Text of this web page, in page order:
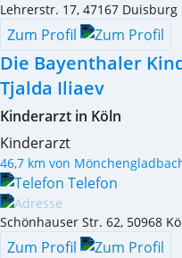
Lehrerstr. 17, 47167 Duisburg
Zum Profil
Die Bayenthaler
Tjalda Iliaev
Kinderarzt in Köln
Kinderarzt
46,7 km von
Telefon
Schönhauser Str. 62, 50968
Zum Profil